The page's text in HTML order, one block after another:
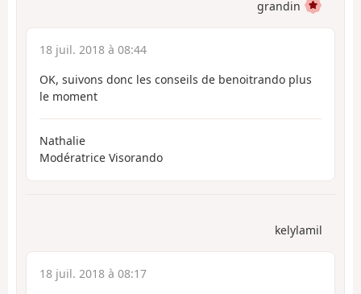
grandin
18 juil. 2018 à 08:44
OK, suivons donc les conseils de benoitrando plus
le moment
Nathalie
Modératrice Visorando
kelylamil
18 juil. 2018 à 08:17